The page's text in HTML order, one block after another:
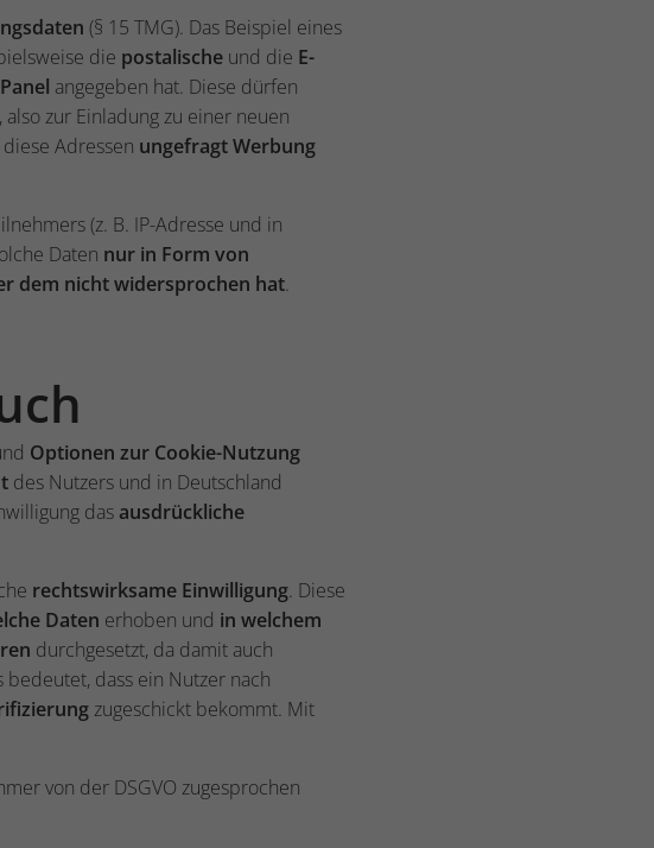
(§ 15 TMG). Das Beispiel eines
die postalische und die E-
angegeben hat. Diese dürfen
zur Einladung zu einer neuen
Adressen ungefragt Werbung
(z. B. IP-Adresse und in
Daten nur in Form von
dem nicht widersprochen hat.
Optionen zur Cookie-Nutzung
des Nutzers und in Deutschland
das ausdrückliche
rechtswirksame Einwilligung. Diese
Daten erhoben und in welchem
durchgesetzt, da damit auch
bedeutet, dass ein Nutzer nach
zugeschickt bekommt. Mit
von der DSGVO zugesprochen